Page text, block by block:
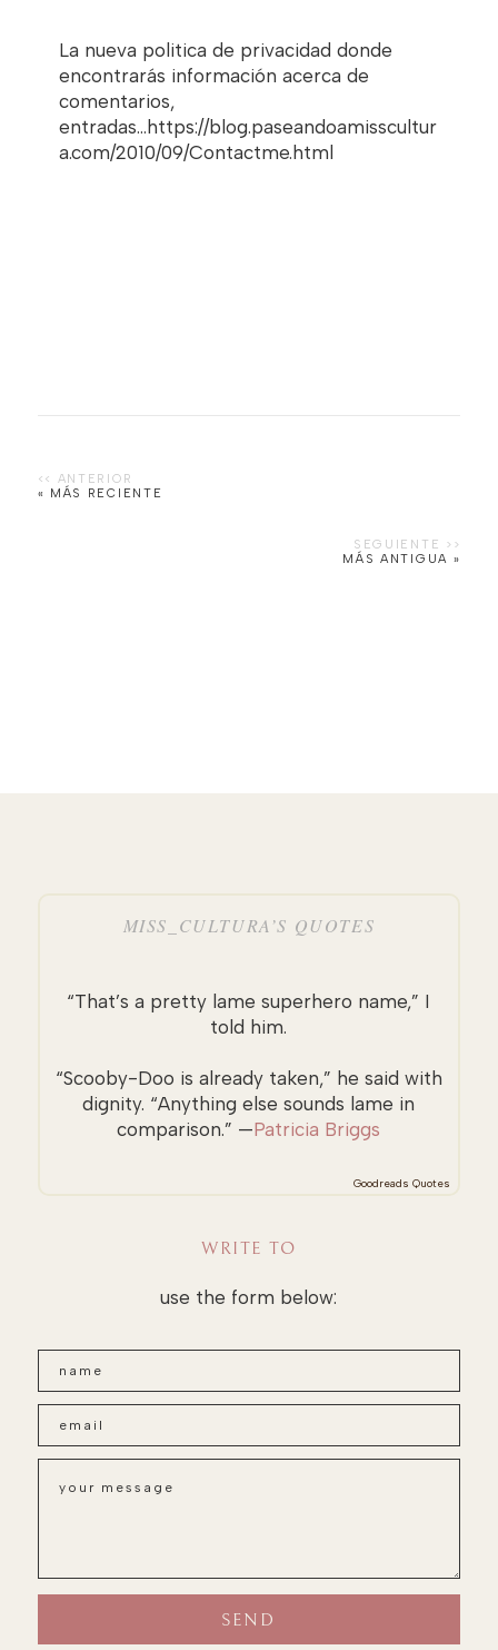
La nueva politica de privacidad donde
encontrarás información acerca de
comentarios,
entradas...https://blog.paseandoamisscultur
a.com/2010/09/Contactme.html
« MÁS RECIENTE
MÁS ANTIGUA »
MISS_CULTURA’S QUOTES
“That’s a pretty lame superhero name,” I
told him.
“Scooby-Doo is already taken,” he said with
dignity. “Anything else sounds lame in
comparison.” —Patricia Briggs
Goodreads Quotes
WRITE TO
use the form below: